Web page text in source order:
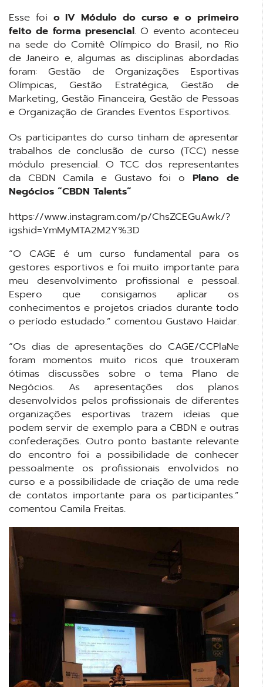
Esse foi o IV Módulo do curso e o primeiro
feito de forma presencial. O evento aconteceu
na sede do Comitê Olímpico do Brasil, no Rio
de Janeiro e, algumas as disciplinas abordadas
foram: Gestão de Organizações Esportivas
Olímpicas, Gestão Estratégica, Gestão de
Marketing, Gestão Financeira, Gestão de Pessoas
e Organização de Grandes Eventos Esportivos.
Os participantes do curso tinham de apresentar
trabalhos de conclusão de curso (TCC) nesse
módulo presencial. O TCC dos representantes
da CBDN Camila e Gustavo foi oPlano de
Negócios “CBDN Talents”
https://www.instagram.com/p/ChsZCEGuAwk/?
igshid=YmMyMTA2M2Y%3D
“O CAGE é um curso fundamental para os
gestores esportivos e foi muito importante para
meu desenvolvimento profissional e pessoal.
Espero que consigamos aplicar os
conhecimentos e projetos criados durante todo
o período estudado.” comentou Gustavo Haidar.
“Os dias de apresentações do CAGE/CCPlaNe
foram momentos muito ricos que trouxeram
ótimas discussões sobre o tema Plano de
Negócios. As apresentações dos planos
desenvolvidos pelos profissionais de diferentes
organizações esportivas trazem ideias que
podem servir de exemplo para a CBDN e outras
confederações. Outro ponto bastante relevante
do encontro foi a possibilidade de conhecer
pessoalmente os profissionais envolvidos no
curso e a possibilidade de criação de uma rede
de contatos importante para os participantes.”
comentou Camila Freitas.